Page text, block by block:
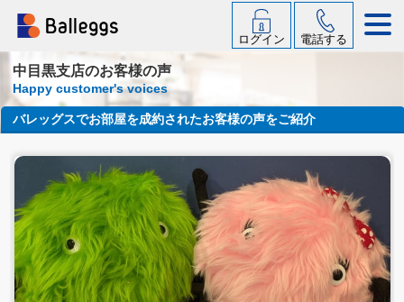
ログイン 電話する
中目黒支店のお客様の声
Happy customer's voices
バレッグスでお部屋を成約されたお客様の声をご紹介